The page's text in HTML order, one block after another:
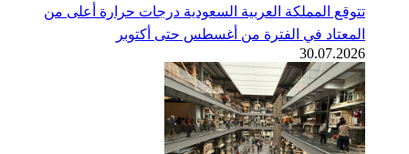
تتوقع المملكة العربية السعودية درجات حرارة أعلى من
المعتاد في الفترة من أغسطس حتى أكتوبر
30.07.2026